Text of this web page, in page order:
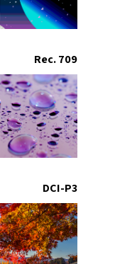
Rec. 709
DCI-P3